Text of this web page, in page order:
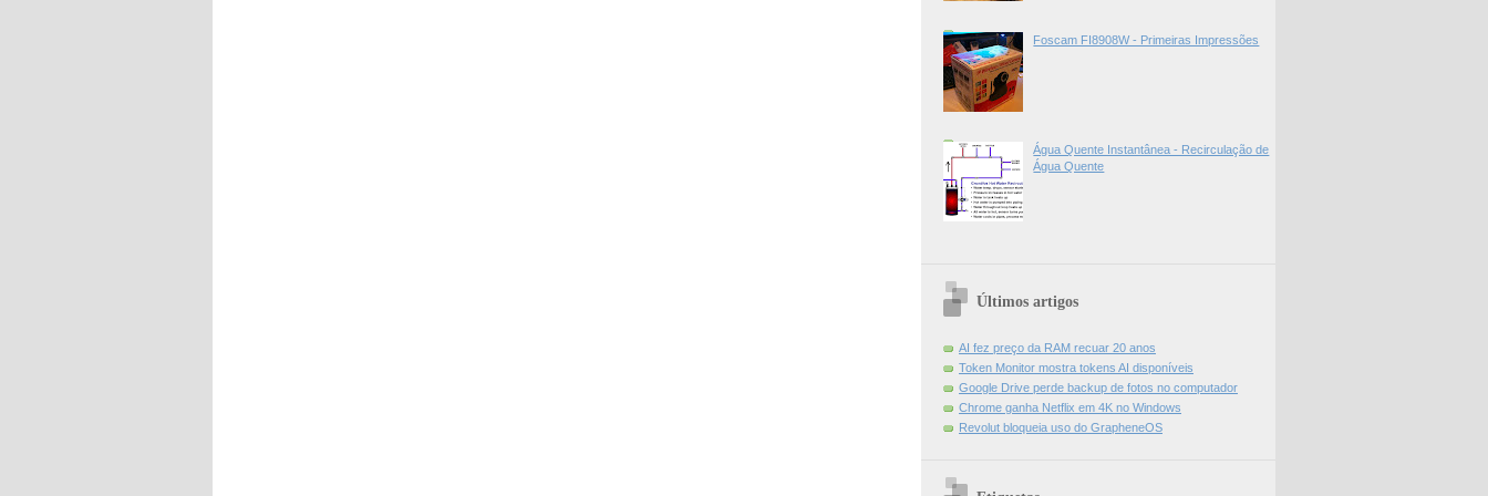
Foscam FI8908W - Primeiras Impressões
Água Quente Instantânea - Recirculação de
Água Quente
Últimos artigos
AI fez preço da RAM recuar 20 anos
Token Monitor mostra tokens AI disponíveis
Google Drive perde backup de fotos no computador
Chrome ganha Netflix em 4K no Windows
Revolut bloqueia uso do GrapheneOS